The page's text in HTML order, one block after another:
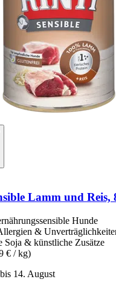
Lamm und Reis,
Hunde
&
Soja & künstliche Zusätze
€ / kg)
14. August